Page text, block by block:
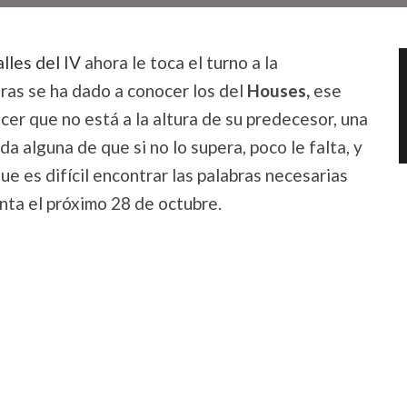
del IV ahora le toca el turno a la
se ha dado a conocer los del Houses, ese
que no está a la altura de su predecesor, una
alguna de que si no lo supera, poco le falta, y
es difícil encontrar las palabras necesarias
el próximo 28 de octubre.